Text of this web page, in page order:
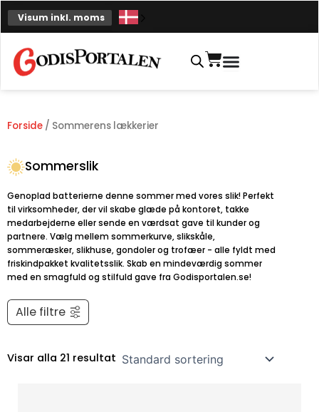
Spring
til
Visum inkl. moms
Indkøbskurv
Forside / Sommerens lækkerier
Sommerslik
Genoplad batterierne denne sommer med vores slik! Perfekt
til virksomheder, der vil skabe glæde på kontoret, takke
medarbejderne eller sende en værdsat gave til kunder og
partnere. Vælg mellem sommerkurve, slikskåle,
sommeræsker, slikhuse, gondoler og trofæer - alle fyldt med
friskindpakket kvalitetsslik. Skab en mindeværdig sommer
med en smagfuld og stilfuld gave fra Godisportalen.se!
Alle filtre
Visar alla 21 resultat